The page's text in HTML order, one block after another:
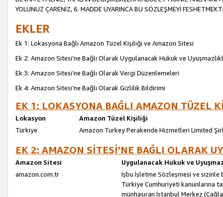
YOLUNUZ ÇARENİZ, 6. MADDE UYARINCA BU SÖZLEŞMEYİ
EKLER
Ek 1: Lokasyona Bağlı Amazon Tüzel Kişiliği ve Amazon Sitesi
Ek 2: Amazon Sitesi’ne Bağlı Olarak Uygulanacak Hukuk ve
Ek 3: Amazon Sitesi’ne Bağlı Olarak Vergi Düzenlemeleri
Ek 4: Amazon Sitesi’ne Bağlı Olarak Gizlilik Bildirimi
EK 1: LOKASYONA BAĞLI AMAZON TÜZEL
Lokasyon
Amazon Tüzel Kişiliği
Türkiye
Amazon Turkey Perakende Hizmetleri Limited
EK 2: AMAZON SİTESİ'NE BAĞLI OLARAK
Amazon Sitesi
Uygulanacak Hukuk ve
amazon.com.tr
İşbu İşletme Sözleşmesi ve sizinle
Türkiye Cumhuriyeti kanunlarına
münhasıran İstanbul Merkez